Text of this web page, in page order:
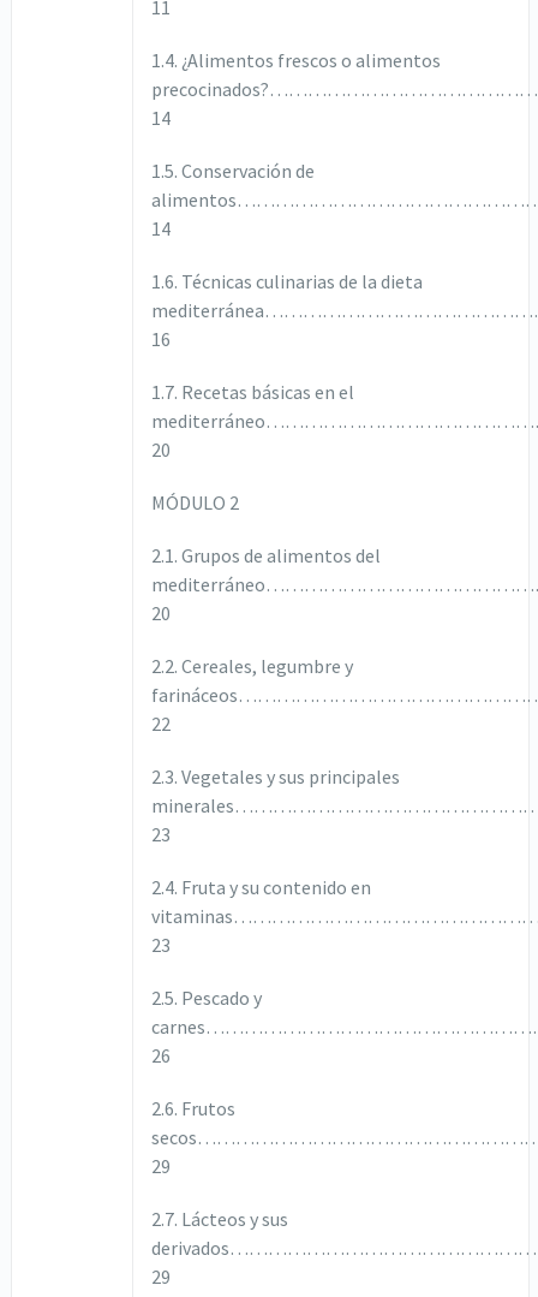
11
1.4. ¿Alimentos frescos o alimentos
14
1.5. Conservación de
14
1.6. Técnicas culinarias de la dieta
16
1.7. Recetas básicas en el
20
MÓDULO 2
2.1. Grupos de alimentos del
20
2.2. Cereales, legumbre y
22
2.3. Vegetales y sus principales
23
2.4. Fruta y su contenido en
23
2.5. Pescado y
26
2.6. Frutos
29
2.7. Lácteos y sus
29